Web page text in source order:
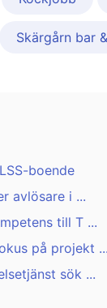
Skärgårn bar
boende
avlösare i ...
till T ...
på projekt ...
sök ...